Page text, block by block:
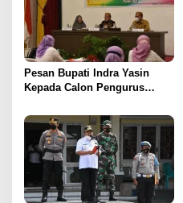
Pesan Bupati Indra Yasin
Kepada Calon Pengurus